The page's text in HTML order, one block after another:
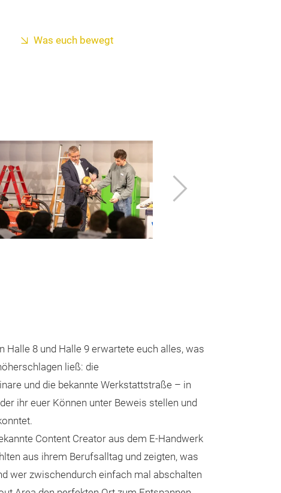
Was euch bewegt
Vor
Halle 8 und Halle 9 erwartete euch alles, was
ließ: die
und die bekannte Werkstattstraße – in
ihr euer Können unter Beweis stellen und
Content Creator aus dem E-Handwerk
aus ihrem Berufsalltag und zeigten, was
wer zwischendurch einfach mal abschalten